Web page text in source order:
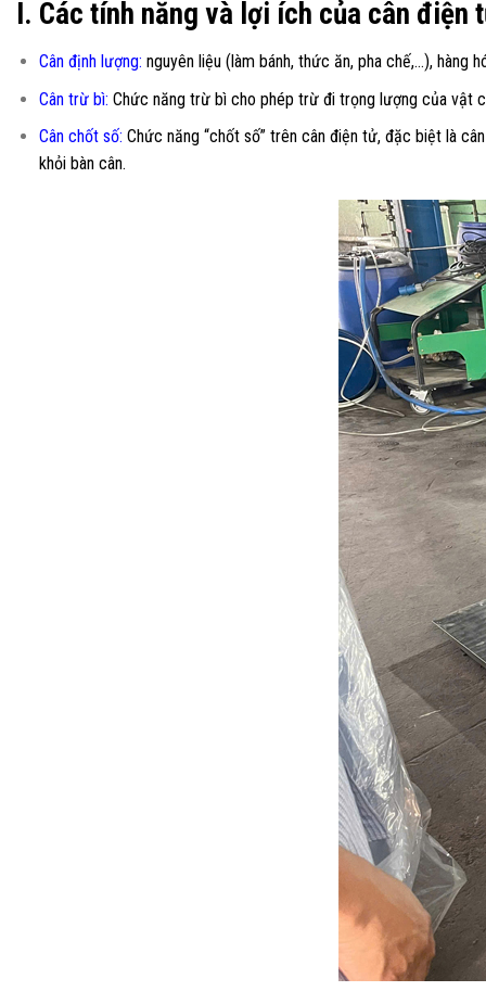
I. Các tính năng và lợi ích của cân điện
Cân định lượng: nguyên liệu (làm bánh, thức ăn, pha chế,…),
Cân trừ bì: Chức năng trừ bì cho phép trừ đi trọng lượng của vật
Cân chốt số: Chức năng “chốt số” trên cân điện tử, đặc biệt là
khỏi bàn cân.